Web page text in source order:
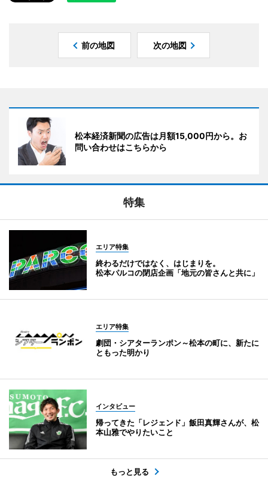
前の地図 次の地図
松本経済新聞の広告は月額15,000円から。お
問い合わせはこちらから
特集
エリア特集
終わるだけではなく、はじまりを。
松本パルコの閉店企画「地元の皆さんと共に」
エリア特集
劇団・シアターランポン～松本の町に、新たに
ともった明かり
インタビュー
帰ってきた「レジェンド」飯田真輝さんが、松
本山雅でやりたいこと
もっと見る